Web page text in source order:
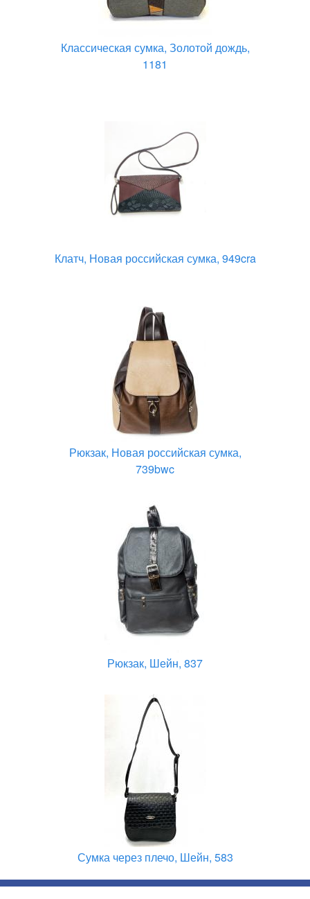
Классическая сумка, Золотой дождь,
1181
Клатч, Новая российская сумка, 949cra
Рюкзак, Новая российская сумка,
739bwc
Рюкзак, Шейн, 837
Сумка через плечо, Шейн, 583